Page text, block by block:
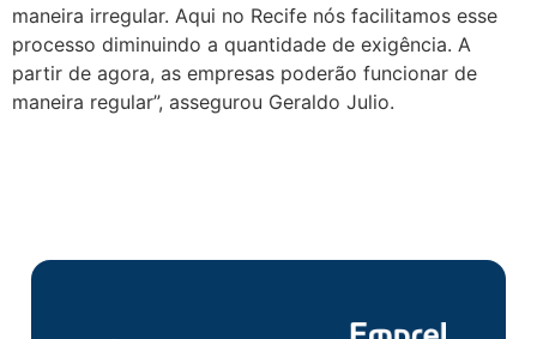
maneira irregular. Aqui no Recife nós facilitamos esse
processo diminuindo a quantidade de exigência. A
partir de agora, as empresas poderão funcionar de
maneira regular”, assegurou Geraldo Julio.